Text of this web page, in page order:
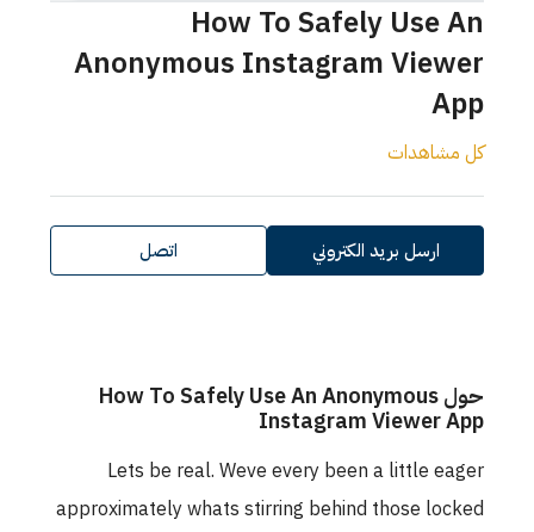
How To Safely Use An
Anonymous Instagram Viewer
App
كل مشاهدات
ارسل بريد الكتروني اتصل
حول How To Safely Use An Anonymous
Instagram Viewer App
Lets be real. Weve every been a little eager
approximately whats stirring behind those locked